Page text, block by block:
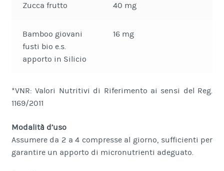
Zucca frutto 40 mg
Bamboo giovani
fusti bio e.s.
apporto in Silicio
16 mg
*VNR: Valori Nutritivi di Riferimento ai sensi del Reg.
1169/2011
Modalità d’uso
Assumere da 2 a 4 compresse al giorno, sufficienti per
garantire un apporto di micronutrienti adeguato.